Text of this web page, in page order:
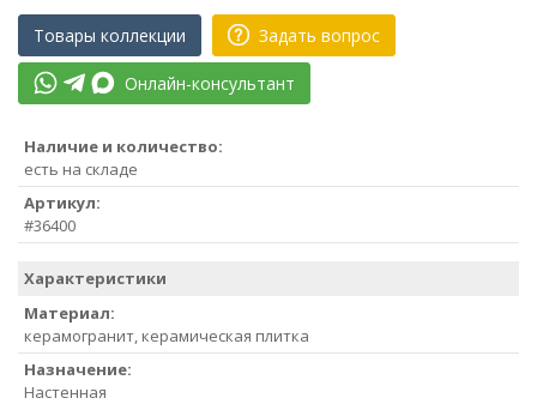
Товары коллекции Задать вопрос
Онлайн-консультант
Наличие и количество:
есть на складе
Артикул:
#36400
Характеристики
Материал:
керамогранит, керамическая плитка
Назначение:
Настенная